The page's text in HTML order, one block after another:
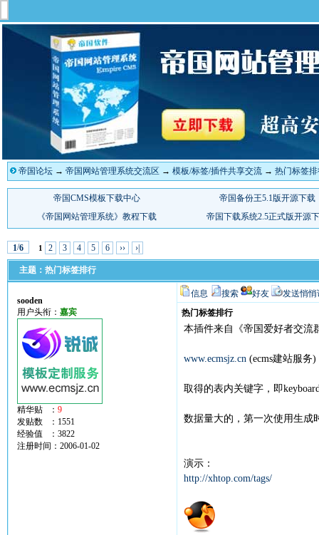
帝国论坛 → 帝国网站管理系统交流区 → 模板/标签/插件共享交流 → 热门标签
1/6 1 2 3 4 5 6 ›› ›|
主题：热门标签排行
sooden
用户头衔： 嘉宾
精华贴 ： 9
发贴数 ：1551
经验值 ：3822
注册时间：2006-01-02
信息 搜索 好友
发送悄悄
热门标签排行
本插件来自《帝国爱好者交流
www.ecmsjz.cn (ecms建站服务)
取得的表内关键字，即
数据量大的，第一次使用生成
演示：
http://xhtop.com/tags/